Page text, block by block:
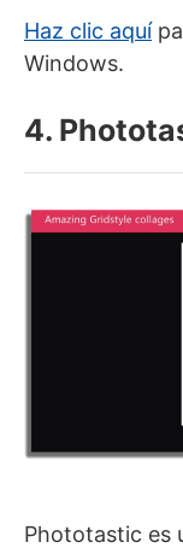
Haz clic aquí
Windows.
4.
Phototastic es